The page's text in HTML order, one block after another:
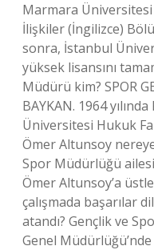
Marmara Üniversitesi
İlişkiler (İngilizce)
sonra, İstanbul
yüksek lisansını
Müdürü kim? SPOR
BAYKAN. 1964
Üniversitesi Hukuk
Ömer Altunsoy
Spor Müdürlüğü
Ömer Altunsoy’a
çalışmada başarılar
atandı? Gençlik ve
Genel